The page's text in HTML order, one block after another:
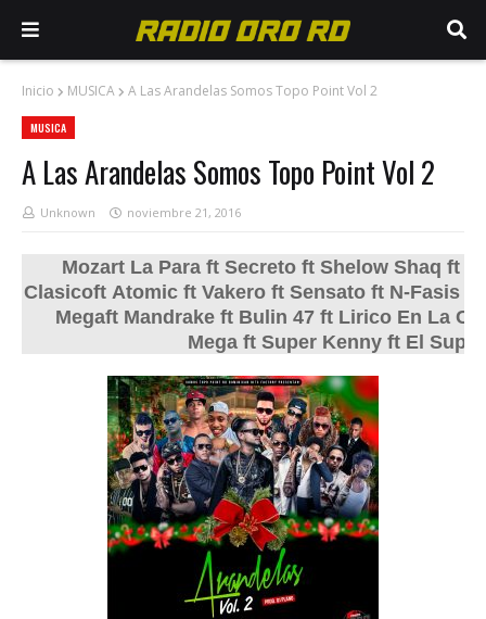
Inicio MUSICA A Las Arandelas Somos Topo Point Vol 2
MUSICA
A Las Arandelas Somos Topo Point Vol 2
Unknown noviembre 21, 2016
Mozart La Para ft Secreto ft Shelow Shaq ft
Clasicoft Atomic ft Vakero ft Sensato ft N-Fasis
Megaft Mandrake ft Bulin 47 ft Lirico En La
Mega ft Super Kenny ft El